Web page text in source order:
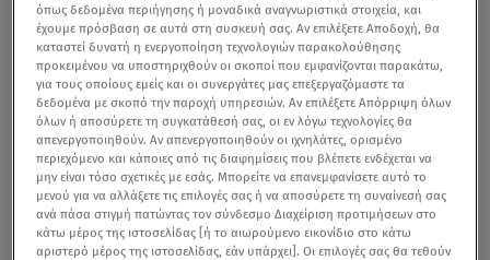
Η BYD, ο κορυφαίος κατασκευαστής οχημάτων νέας
ενέργειας στον κόσμο, παρουσιάζει το ATTO 2 Comfort,
όπως δεδομένα περιήγησης ή μοναδικά αναγνωριστικά στοιχεία, και
έχουμε πρόσβαση σε αυτά στη συσκευή σας. Αν επιλέξετε Αποδοχή, θα
καταστεί δυνατή η ενεργοποίηση τεχνολογιών παρακολούθησης
προκειμένου να υποστηριχθούν οι σκοποί που εμφανίζονται παρακάτω,
για τους οποίους εμείς και οι συνεργάτες μας επεξεργαζόμαστε τα
δεδομένα με σκοπό την παροχή υπηρεσιών. Αν επιλέξετε Απόρριψη όλων
όλων ή αποσύρετε τη συγκατάθεσή σας, οι εν λόγω τεχνολογίες θα
απενεργοποιηθούν. Αν απενεργοποιηθούν οι ιχνηλάτες, ορισμένο
περιεχόμενο και κάποιες από τις διαφημίσεις που βλέπετε ενδέχεται να
μην είναι τόσο σχετικές με εσάς. Μπορείτε να επανεμφανίσετε αυτό το
μενού για να αλλάξετε τις επιλογές σας ή να αποσύρετε τη συναίνεσή σας
ανά πάσα στιγμή πατώντας τον σύνδεσμο Διαχείριση προτιμήσεων στο
κάτω μέρος της ιστοσελίδας [ή το αιωρούμενο εικονίδιο στο κάτω
αριστερό μέρος της ιστοσελίδας, εάν υπάρχει]. Οι επιλογές σας θα τεθούν